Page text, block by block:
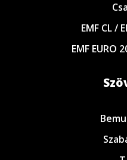
EMF CL /
EMF EURO